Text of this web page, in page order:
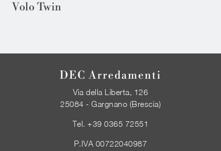
Volo Twin
DEC Arredamenti
Via della Liberta, 126
25084 - Gargnano (Brescia)
Tel.+39 0365 72551
P.IVA 00722040987